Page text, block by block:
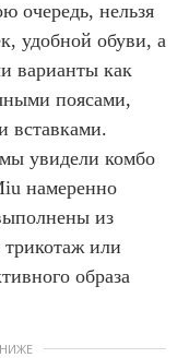
очередь, нельзя
удобной обуви, а
варианты как
поясами,
вставками.
увидели комбо
намеренно
из
или
образа